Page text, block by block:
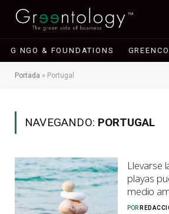
G NGO & FOUNDATIONS
Portada » Portugal
NAVEGANDO: PORTUGAL
Llevarse
playas
medio
POR